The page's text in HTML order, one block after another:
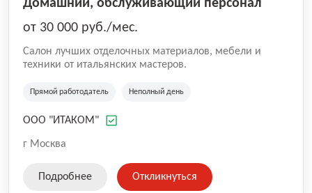
Домашний, обслуживающий персонал
от 30 000 руб./мес.
Салон лучших отделочных материалов, мебели и
техники от итальянских мастеров.
Прямой работодатель Неполный день
ООО "ИТАКОМ"
г Москва
Подробнее Откликнуться